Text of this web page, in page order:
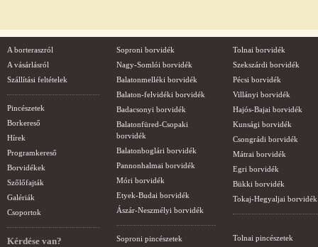
A borteraszról
A vásárlásról
Szállítási feltételek
Pincészetek
Borkereső
Hírek
Programkereső
Borvidékek
Szőlőfajták
Galériák
Csoportok
Kérdése van?
Soproni borvidék
Nagy-Somlói borvidék
Balatonmelléki borvidék
Balaton-felvidéki borvidék
Badacsonyi borvidék
Balatonfüred-Csopaki
borvidék
Balatonboglári borvidék
Pannonhalmai borvidék
Móri borvidék
Etyek-Budai borvidék
Ászár-Neszmélyi borvidék
Soproni pincészetek
Tolnai borvidék
Szekszárdi borvidék
Pécsi borvidék
Villányi borvidék
Hajós-Bajai borvidék
Kunsági borvidék
Csongrádi borvidék
Mátrai borvidék
Egri borvidék
Bükki borvidék
Tokaj-Hegyaljai borvidék
Tolnai pincészetek